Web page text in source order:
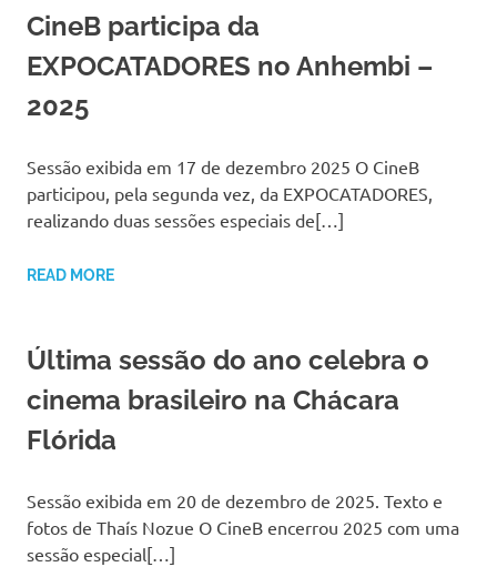
CineB participa da
EXPOCATADORES no Anhembi –
2025
Sessão exibida em 17 de dezembro 2025 O CineB
participou, pela segunda vez, da EXPOCATADORES,
realizando duas sessões especiais de[…]
READ MORE
Última sessão do ano celebra o
cinema brasileiro na Chácara
Flórida
Sessão exibida em 20 de dezembro de 2025. Texto e
fotos de Thaís Nozue O CineB encerrou 2025 com uma
sessão especial[…]